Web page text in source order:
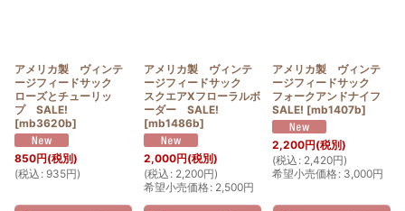
アメリカ製 ヴィンテ
ージフィードサック
ローズとチューリッ
プ SALE!
[mb3620b]
850円(税別)
(税込 : 935円)
アメリカ製 ヴィンテ
ージフィードサック
スクエアXフローラルボ
ーダー SALE!
[mb1486b]
2,000円(税別)
(税込 : 2,200円)
希望小売価格: 2,500円
アメリカ製 ヴィンテ
ージフィードサック
フォークアンドナイフ
SALE! [mb1407b]
2,200円(税別)
(税込 : 2,420円)
希望小売価格: 3,000円